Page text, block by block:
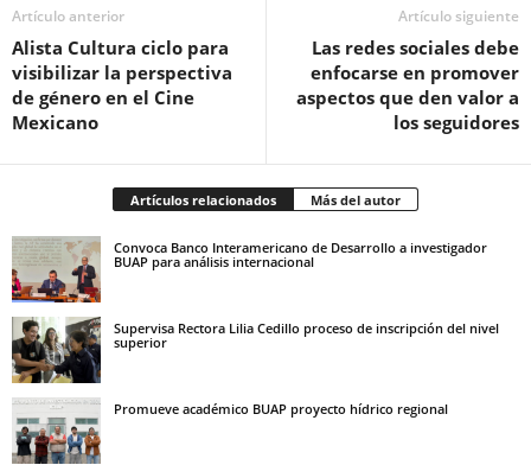
Artículo anterior
Alista Cultura ciclo para
visibilizar la perspectiva
de género en el Cine
Mexicano
Artículo siguiente
Las redes sociales debe
enfocarse en promover
aspectos que den valor a
los seguidores
Artículos relacionados Más del autor
Convoca Banco Interamericano de Desarrollo a investigador
BUAP para análisis internacional
Supervisa Rectora Lilia Cedillo proceso de inscripción del nivel
superior
Promueve académico BUAP proyecto hídrico regional